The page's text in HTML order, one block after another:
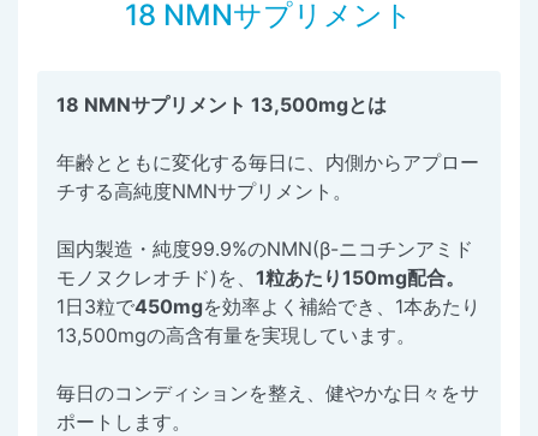
18 NMNサプリメント
18 NMNサプリメント 13,500mgとは
年齢とともに変化する毎日に、内側からアプロー
チする高純度NMNサプリメント。
国内製造・純度99.9%のNMN(β-ニコチンアミド
モノヌクレオチド)を、 1粒あたり150mg配合。
1日3粒で450mgを効率よく補給でき、1本あたり
13,500mgの高含有量を実現しています。
毎日のコンディションを整え、健やかな日々をサ
ポートします。